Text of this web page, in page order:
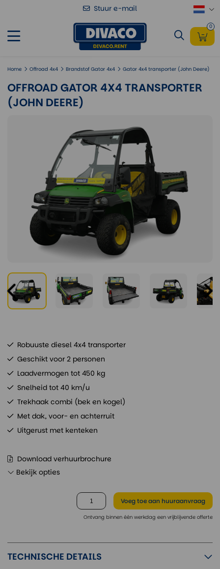
Stuur e-mail
0
Home Offroad 4x4 Brandstof Gator 4x4 Gator 4x4 transporter (John Deere)
OFFROAD GATOR 4X4 TRANSPORTER
(JOHN DEERE)
Robuuste diesel 4x4 transporter
Geschikt voor 2 personen
Laadvermogen tot 450 kg
Snelheid tot 40 km/u
Trekhaak combi (bek en kogel)
Met dak, voor- en achterruit
Uitgerust met kenteken
Download verhuurbrochure
Bekijk opties
Voeg toeaan huuraanvraag
Ontvang binnen één werkdag een vrijblijvende offerte
TECHNISCHE DETAILS